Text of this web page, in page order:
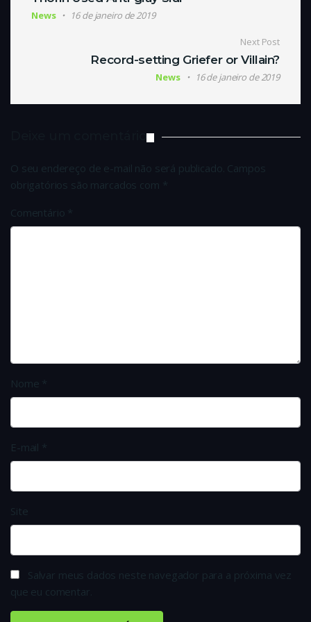
News 16 de janeiro de 2019
Next Post
Record-setting Griefer or Villain?
News 16 de janeiro de 2019
Deixe um comentário
O seu endereço de e-mail não será publicado. Campos
obrigatórios são marcados com *
Comentário *
Nome *
E-mail *
Site
Salvar meus dados neste navegador para a próxima vez
que eu comentar.